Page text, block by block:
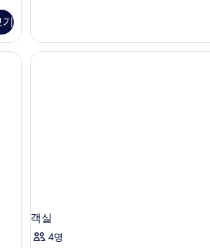
기
(InterContinental)
자
세
내 금고, 책상
객실
4명